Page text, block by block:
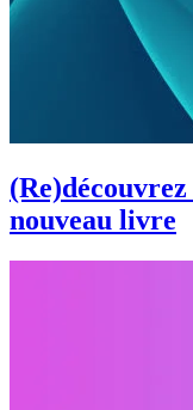
nouveau livre